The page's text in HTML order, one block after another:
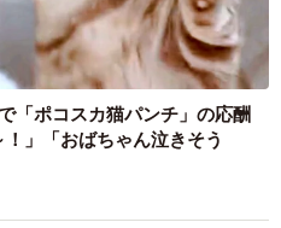
「ポコスカ猫パンチ」の応酬
」「おばちゃん泣きそう